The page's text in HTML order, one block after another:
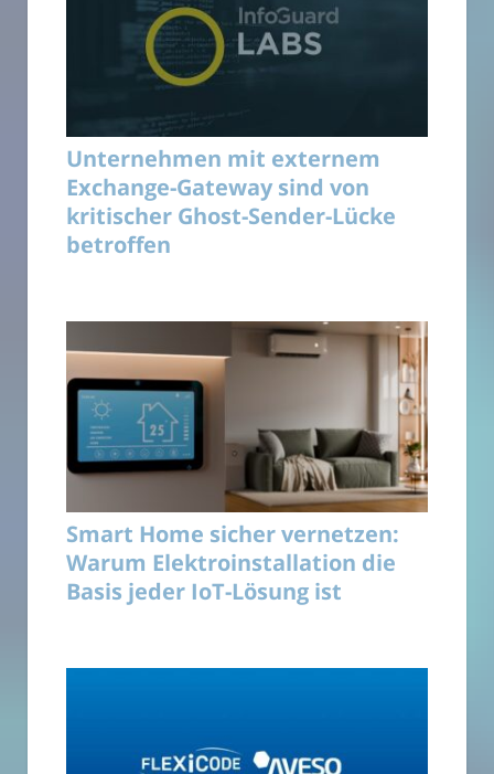
Unternehmen mit externem
Exchange-Gateway sind von
kritischer Ghost-Sender-Lücke
betroffen
Smart Home sicher vernetzen:
Warum Elektroinstallation die
Basis jeder IoT-Lösung ist